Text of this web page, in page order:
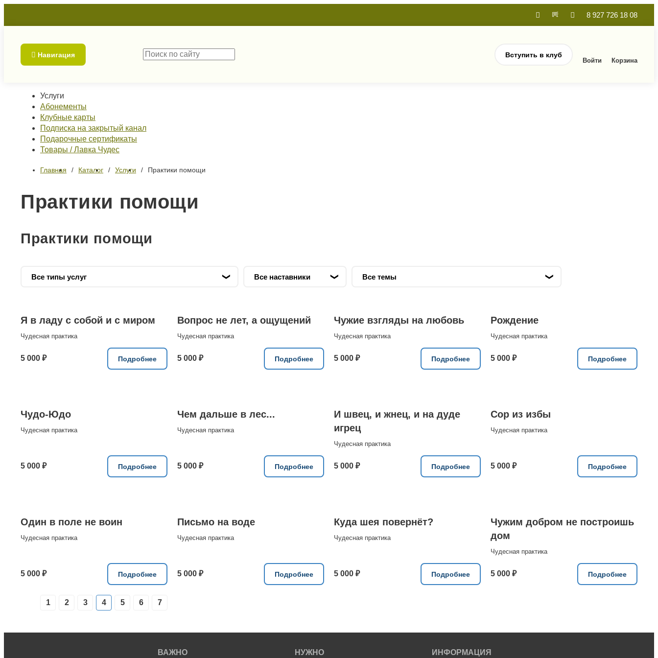
8 927 726 18 08
Навигация Вступить в клуб
Войти Корзина
Услуги
Абонементы
Клубные карты
Подписка на закрытый канал
Подарочные сертификаты
Товары / Лавка Чудес
Главная Каталог Услуги Практики помощи
Практики помощи
Практики помощи
Я в ладу с собой и с миром
Чудесная практика
5 000 ₽ Подробнее
Вопрос не лет, а ощущений
Чудесная практика
5 000 ₽ Подробнее
Чужие взгляды на любовь
Чудесная практика
5 000 ₽ Подробнее
Рождение
Чудесная практика
5 000 ₽ Подробнее
Чудо-Юдо
Чудесная практика
5 000 ₽ Подробнее
Чем дальше в лес...
Чудесная практика
5 000 ₽ Подробнее
И швец, и жнец, и на дуде
игрец
Чудесная практика
5 000 ₽ Подробнее
Сор из избы
Чудесная практика
5 000 ₽ Подробнее
Один в поле не воин
Чудесная практика
5 000 ₽ Подробнее
Письмо на воде
Чудесная практика
5 000 ₽ Подробнее
Куда шея повернёт?
Чудесная практика
5 000 ₽ Подробнее
Чужим добром не построишь
дом
Чудесная практика
5 000 ₽ Подробнее
1 2 3 4 5 6 7
ВАЖНО НУЖНО ИНФОРМАЦИЯ